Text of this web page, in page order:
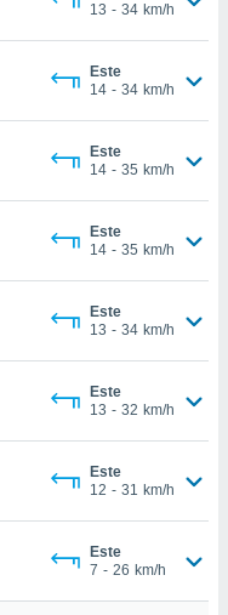
13 - 34 km/h
Este
14 - 34 km/h
Este
14 - 35 km/h
Este
14 - 35 km/h
Este
13 - 34 km/h
Este
13 - 32 km/h
Este
12 - 31 km/h
Este
7 - 26 km/h